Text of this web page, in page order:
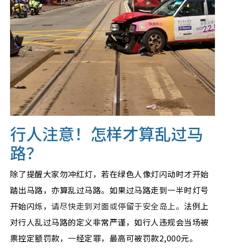
行人注意！怎样才算乱过马
路？
除了提醒大家勿冲红灯，若在绿色人像灯闪动时才开始
踏出马路，亦算乱过马路。如果过马路走到一半时灯号
开始闪烁，请尽快走到对面或停留于安全岛上。 法例上
对行人乱过马路的定义非常严谨，如行人违规会当场被
票控定额罚款， 一经定罪，最高可被罚款2,000元。